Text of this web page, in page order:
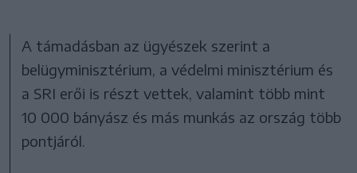
A támadásban az ügyészek szerint a
belügyminisztérium, a védelmi minisztérium és
a SRI erői is részt vettek, valamint több mint
10 000 bányász és más munkás az ország több
pontjáról.